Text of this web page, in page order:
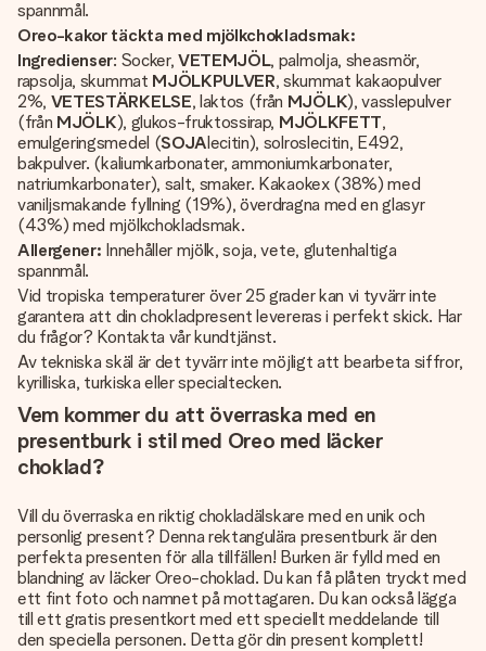
spannmål.
Oreo-kakor täckta med mjölkchokladsmak:
Ingredienser: Socker, VETEMJÖL, palmolja, sheasmör,
rapsolja, skummat MJÖLKPULVER, skummat kakaopulver
2%, VETESTÄRKELSE, laktos (från MJÖLK), vasslepulver
(från MJÖLK), glukos-fruktossirap, MJÖLKFETT,
emulgeringsmedel (SOJAlecitin), solroslecitin, E492,
bakpulver. (kaliumkarbonater, ammoniumkarbonater,
natriumkarbonater), salt, smaker. Kakaokex (38%) med
vaniljsmakande fyllning (19%), överdragna med en glasyr
(43%) med mjölkchokladsmak.
Allergener: Innehåller mjölk, soja, vete, glutenhaltiga
spannmål.
Vid tropiska temperaturer över 25 grader kan vi tyvärr inte
garantera att din chokladpresent levereras i perfekt skick. Har
du frågor? Kontakta vår kundtjänst.
Av tekniska skäl är det tyvärr inte möjligt att bearbeta siffror,
kyrilliska, turkiska eller specialtecken.
Vem kommer du att överraska med en
presentburk i stil med Oreo med läcker
choklad?
Vill du överraska en riktig chokladälskare med en unik och
personlig present? Denna rektangulära presentburk är den
perfekta presenten för alla tillfällen! Burken är fylld med en
blandning av läcker Oreo-choklad. Du kan få plåten tryckt med
ett fint foto och namnet på mottagaren. Du kan också lägga
till ett gratis presentkort med ett speciellt meddelande till
den speciella personen. Detta gör din present komplett!